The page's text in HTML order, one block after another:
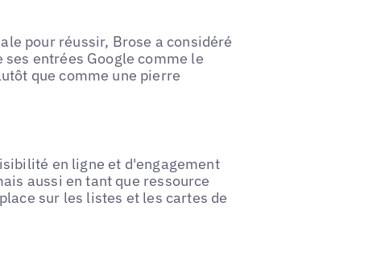
pour réussir, Brose a considéré
entrées Google comme le
que comme une pierre
en ligne et d'engagement
aussi en tant que ressource
sur les listes et les cartes de